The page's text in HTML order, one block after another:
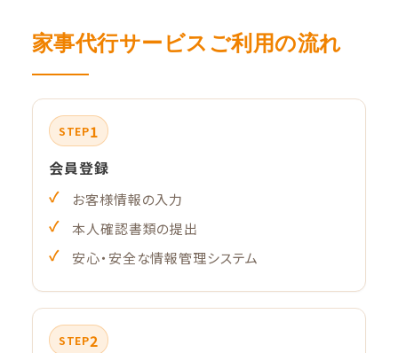
家事代行サービスご利用の流れ
STEP1
会員登録
お客様情報の入力
本人確認書類の提出
安心・安全な情報管理システム
STEP2